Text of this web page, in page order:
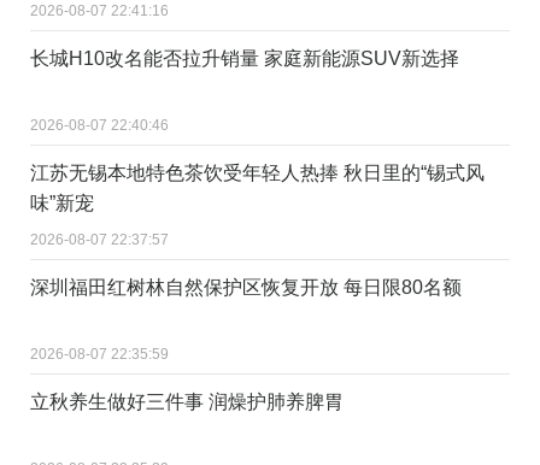
2026-08-07 22:41:16
长城H10改名能否拉升销量 家庭新能源SUV新选择
2026-08-07 22:40:46
江苏无锡本地特色茶饮受年轻人热捧 秋日里的“锡式风
味”新宠
2026-08-07 22:37:57
深圳福田红树林自然保护区恢复开放 每日限80名额
2026-08-07 22:35:59
立秋养生做好三件事 润燥护肺养脾胃